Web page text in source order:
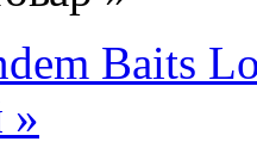
Baits
»